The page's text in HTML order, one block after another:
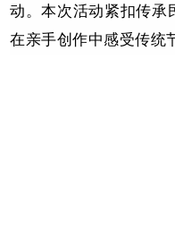
动。本次活动紧扣传承
在亲手创作中感受传统